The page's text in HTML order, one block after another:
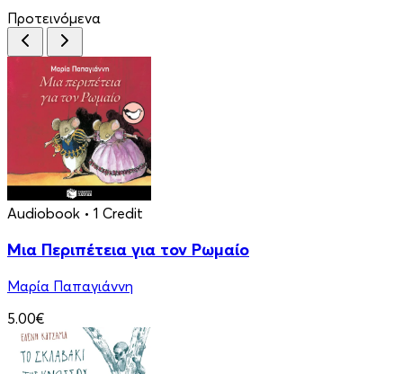
Προτεινόμενα
Audiobook • 1 Credit
Μια Περιπέτεια για τον Ρωμαίο
Μαρία Παπαγιάννη
5.00€